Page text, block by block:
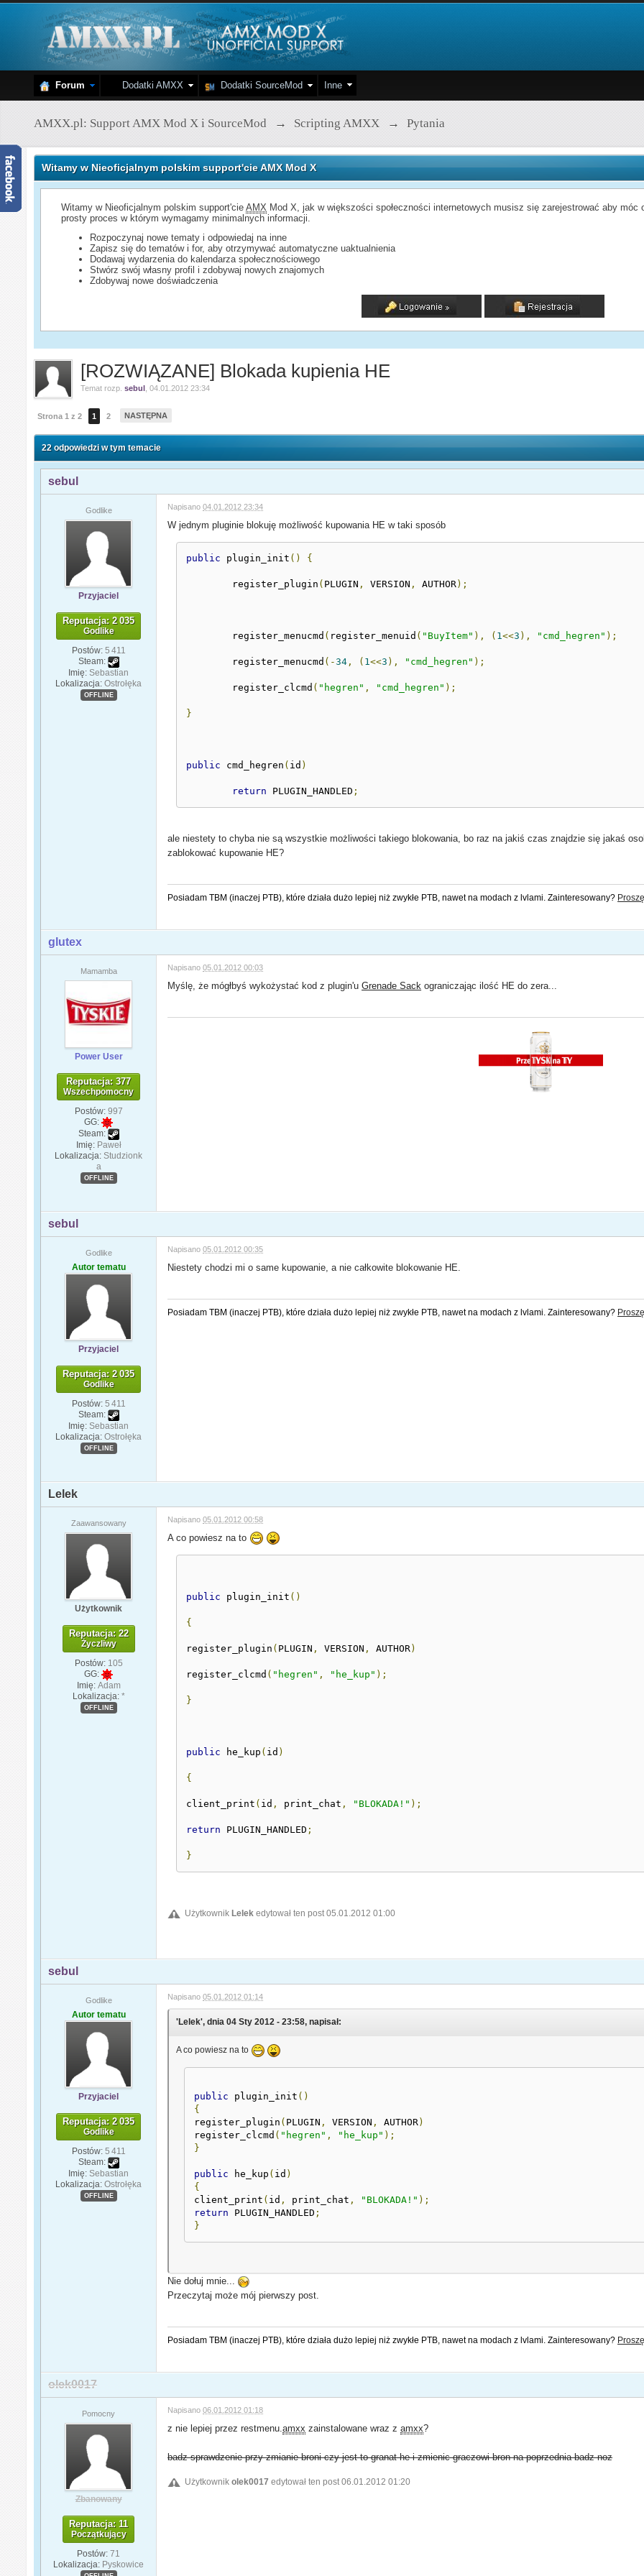
Forum Dodatki AMXX Dodatki SourceMod Inne
AMXX.pl: Support AMX Mod X i SourceMod → Scripting AMXX → Pytania
Witamy w Nieoficjalnym polskim support'cie AMX Mod X
Witamy w Nieoficjalnym polskim support'cieAMX Mod X, jak w większości społeczności internetowych musisz się zarejestrować aby
prosty proces w którym wymagamy minimalnych informacji.
Rozpoczynaj nowe tematy i odpowiedaj na inne
Zapisz się do tematów i for, aby otrzymywać automatyczne uaktualnienia
Dodawaj wydarzenia do kalendarza społecznościowego
Stwórz swój własny profil i zdobywaj nowych znajomych
Zdobywaj nowe doświadczenia
[ROZWIĄZANE] Blokada kupienia HE
Temat rozp.sebul ,04.01.2012 23:34
Strona 1 z 2 1 2 NASTĘPNA
22 odpowiedzi w tym temacie
sebul
Godlike
Przyjaciel
Reputacja: 2 035
Godlike
Postów: 5 411
Steam:
Imię: Sebastian
Lokalizacja: Ostrołęka
OFFLINE
Napisano04.01.2012 23:34
W jednym pluginie blokuję możliwość kupowania HE w taki sposób
public plugin_init () {
	register_plugin
( PLUGIN , VERSION , AUTHOR);
	register_menucmd
( register_menuid ( "BuyItem" ), ( 1<<3 ), "cmd_hegren" );
	register_menucmd
(-34 , ( 1<<3 ), "cmd_hegren" );
	register_clcmd
( "hegren" , "cmd_hegren" );
}
public cmd_hegren ( id )
return PLUGIN_HANDLED ;
ale niestety to chyba nie są wszystkie możliwości takiego blokowania, bo raz na jakiś czas znajdzie się jakaś
zablokować kupowanie HE?
Posiadam TBM (inaczej PTB), które działa dużo lepiej niż zwykłe PTB, nawet na modach z lvlami. Zainteresowany?
glutex
Mamamba
Power User
Reputacja: 377
Wszechpomocny
Postów: 997
GG:
Steam:
Imię: Paweł
Lokalizacja: Studzionk
a
OFFLINE
Napisano05.01.2012 00:03
Myślę, że mógłbyś wykożystać kod z plugin'uGrenade Sack ograniczając ilość HE do zera...
sebul
Godlike
Autor tematu
Przyjaciel
Reputacja: 2 035
Godlike
Postów: 5 411
Steam:
Imię: Sebastian
Lokalizacja: Ostrołęka
OFFLINE
Napisano05.01.2012 00:35
Niestety chodzi mi o same kupowanie, a nie całkowite blokowanie HE.
Posiadam TBM (inaczej PTB), które działa dużo lepiej niż zwykłe PTB, nawet na modach z lvlami. Zainteresowany?
Lelek
Zaawansowany
Użytkownik
Reputacja: 22
Życzliwy
Postów: 105
GG:
Imię: Adam
Lokalizacja: *
OFFLINE
Napisano05.01.2012 00:58
A co powiesz na to
public plugin_init ()
{
register_plugin ( PLUGIN , VERSION , AUTHOR)
register_clcmd ( "hegren" , "he_kup" );
}
public he_kup ( id )
{
client_print ( id , print_chat , "BLOKADA!" );
return PLUGIN_HANDLED ;
}
Użytkownik Lelek edytował ten post 05.01.2012 01:00
sebul
Godlike
Autor tematu
Przyjaciel
Reputacja: 2 035
Godlike
Postów: 5 411
Steam:
Imię: Sebastian
Lokalizacja: Ostrołęka
OFFLINE
Napisano05.01.2012 01:14
'Lelek', dnia 04 Sty 2012 - 23:58, napisał:
A co powiesz na to
public plugin_init ()
{
register_plugin ( PLUGIN , VERSION , AUTHOR)
register_clcmd ( "hegren" , "he_kup" );
}
public he_kup ( id )
{
client_print ( id , print_chat , "BLOKADA!" );
return PLUGIN_HANDLED ;
}
Nie dołuj mnie...
Przeczytaj może mój pierwszy post.
Posiadam TBM (inaczej PTB), które działa dużo lepiej niż zwykłe PTB, nawet na modach z lvlami. Zainteresowany?
olek0017
Pomocny
Zbanowany
Reputacja: 11
Początkujący
Postów: 71
Lokalizacja: Pyskowice
Napisano06.01.2012 01:18
z nie lepiej przez restmenu.amxx zainstalowane wraz zamxx?
badz sprawdzenie przy zmianie broni czy jest to granat he i zmienic graczowi bron na poprzednia badz noz
Użytkownikolek0017 edytował ten post 06.01.2012 01:20